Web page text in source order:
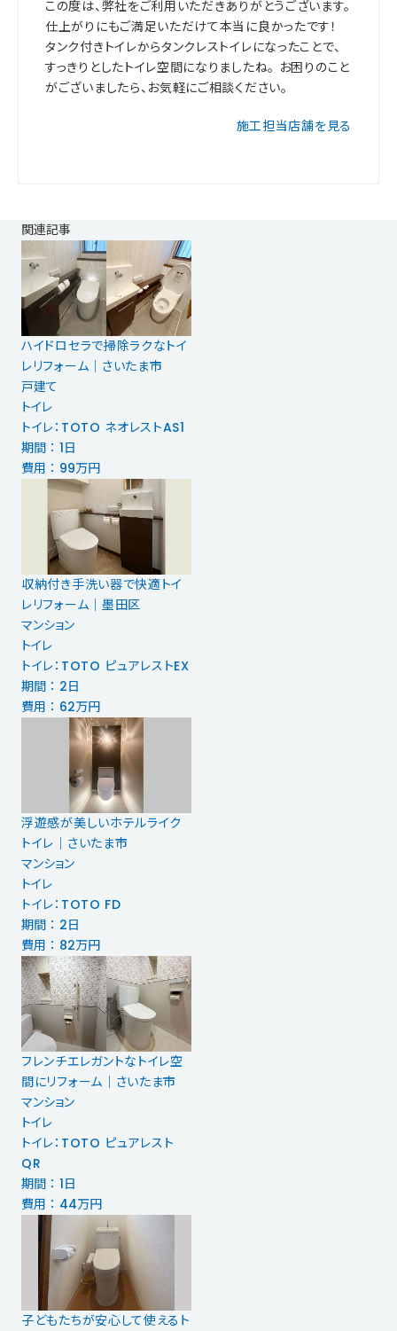
この度は、弊社をご利用いただきありがとうございます。
仕上がりにもご満足いただけて本当に良かったです！
タンク付きトイレからタンクレストイレになったことで、
すっきりとしたトイレ空間になりましたね。 お困りのこと
がございましたら、お気軽にご相談ください。
施工担当店舗を見る
関連記事
ハイドロセラで掃除ラクなトイ
レリフォーム｜さいたま市
戸建て
トイレ
トイレ：TOTO ネオレストAS1
期間 ： 1日
費用 ： 99万円
収納付き手洗い器で快適トイ
レリフォーム｜墨田区
マンション
トイレ
トイレ：TOTO ピュアレストEX
期間 ： 2日
費用 ： 62万円
浮遊感が美しいホテルライク
トイレ｜さいたま市
マンション
トイレ
トイレ：TOTO FD
期間 ： 2日
費用 ： 82万円
フレンチエレガントなトイレ空
間にリフォーム｜さいたま市
マンション
トイレ
トイレ：TOTO ピュアレスト
QR
期間 ： 1日
費用 ： 44万円
子どもたちが安心して使えるト